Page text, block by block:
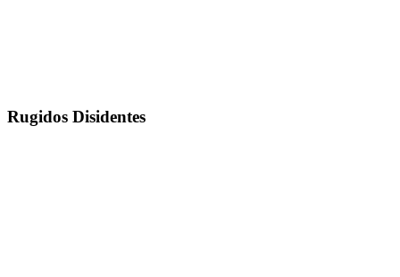
Rugidos Disidentes